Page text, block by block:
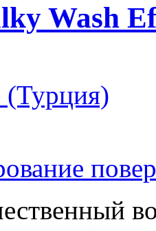
Wash
(Турция)